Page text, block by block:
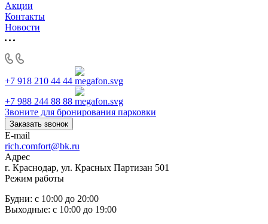
Акции
Контакты
Новости
+7 918 210 44 44
+7 988 244 88 88
Звоните для бронирования парковки
Заказать звонок
E-mail
rich.comfort@bk.ru
Адрес
г. Краснодар, ул. Красных Партизан 501
Режим работы
Будни: с 10:00 до 20:00
Выходные: с 10:00 до 19:00